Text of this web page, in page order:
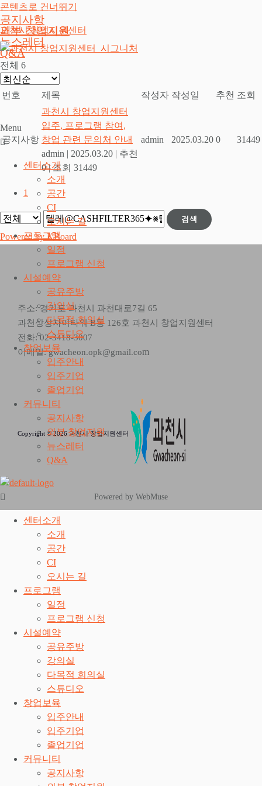
콘텐츠로 건너뛰기
과천시 창업지원센터
Menu
센터소개
소개
공간
CI
오시는 길
프로그램
일정
프로그램 신청
시설예약
공유주방
강의실
다목적 회의실
스튜디오
창업보육
입주안내
입주기업
졸업기업
커뮤니티
공지사항
외부 창업지원
뉴스레터
Q&A
센터소개
소개
공간
CI
오시는 길
프로그램
일정
프로그램 신청
시설예약
공유주방
강의실
다목적 회의실
스튜디오
창업보육
입주안내
입주기업
졸업기업
커뮤니티
공지사항
공지사항
외부 창업지원
뉴스레터
Q&A
전체 6
번호 제목 작성자 작성일 추천 조회
공지사항
과천시 창업지원센터
입주, 프로그램 참여,
창업 관련 문의처 안내
admin | 2025.03.20 | 추천
0 | 조회 31449
admin 2025.03.20 0 31449
1
검색
Powered by KBoard
주소: 경기도 과천시 과천대로7길 65
과천상상자이타워 B동 126호 과천시 창업지원센터
전화: 02-3418-3007
이메일: gwacheon.opk@gmail.com
Copyright © 2026 과천시 창업지원센터
Powered by WebMuse